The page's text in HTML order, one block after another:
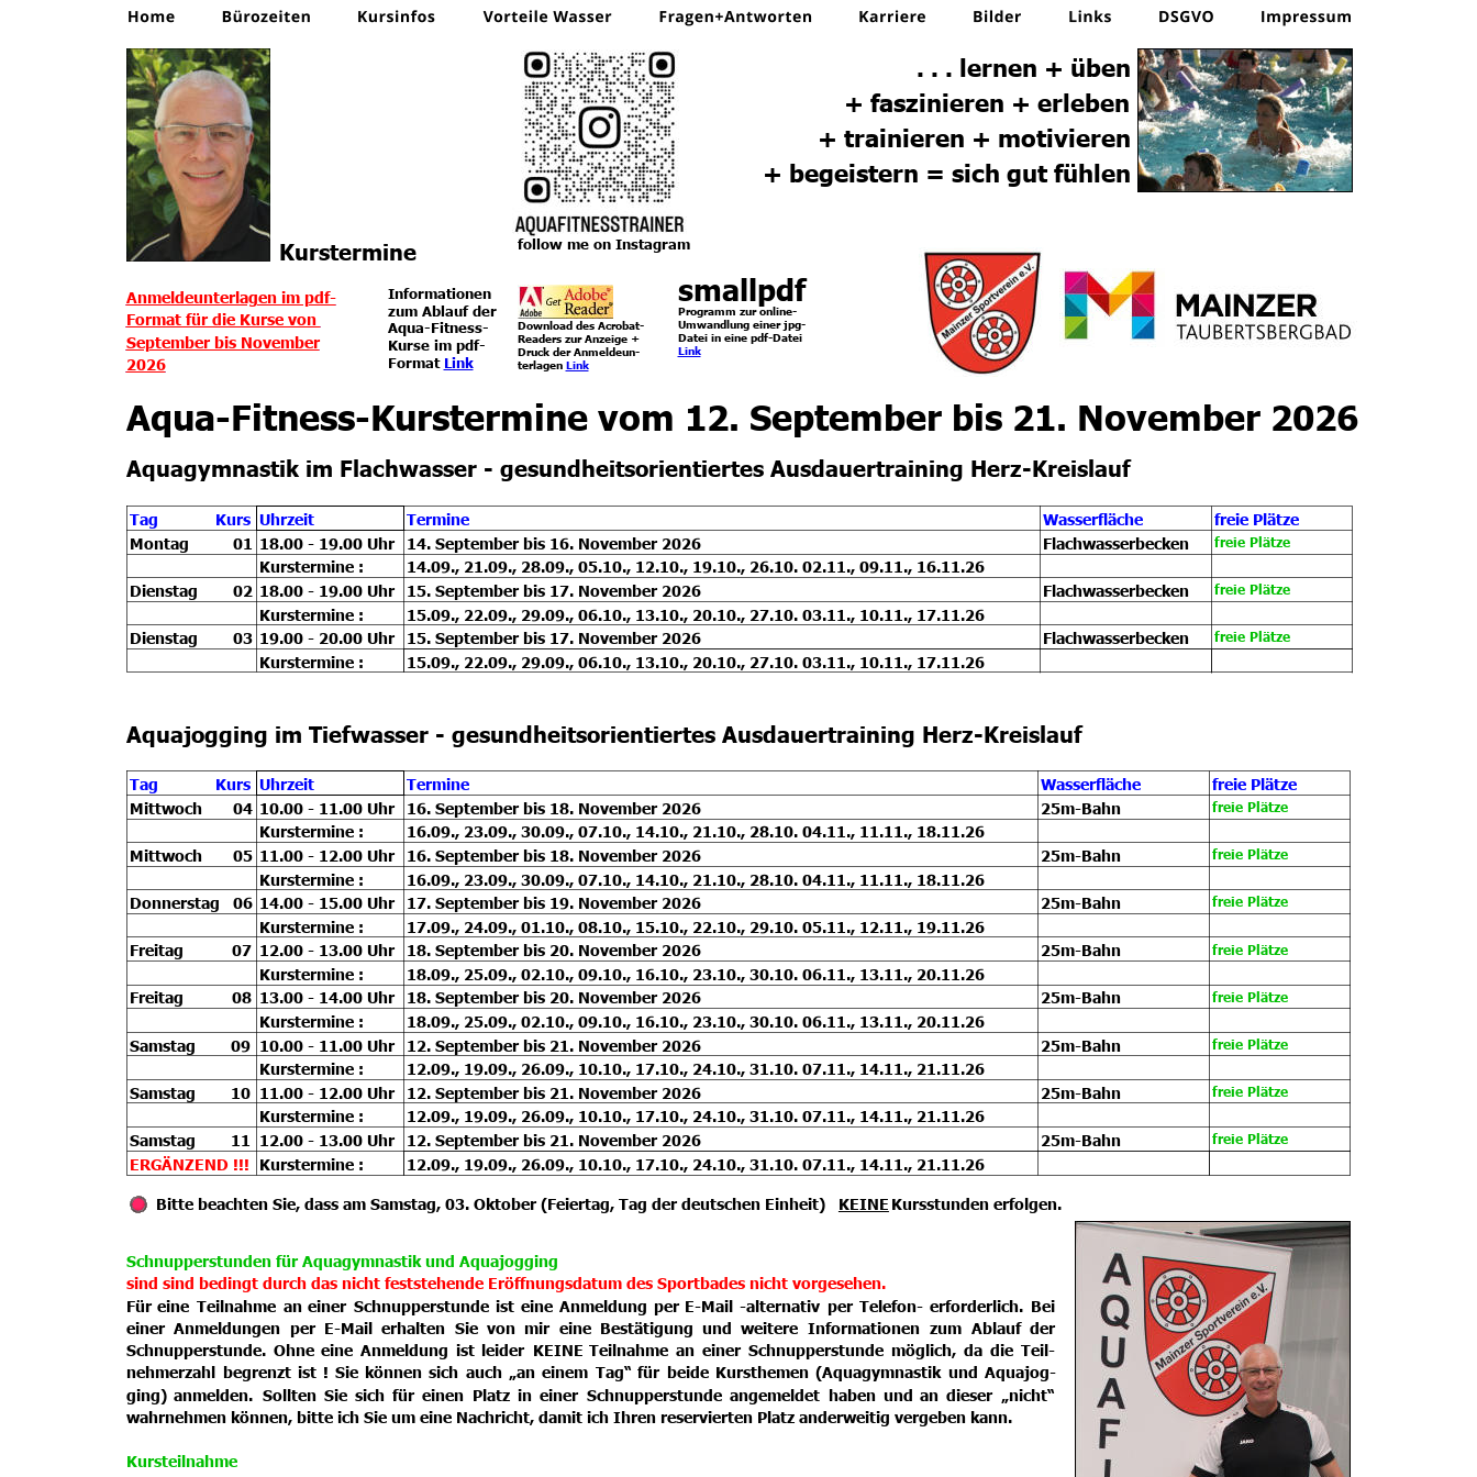
Kurstermine
. . . lernen + üben
+ faszinieren + erleben
+ trainieren + motivieren
+ begeistern = sich gut fühlen
Download des Acrobat-
Readers zur Anzeige +
Druck der Anmeldeun-
terlagen Link
smallpdf
Programm zur online-
Umwandlung einer jpg-
Datei in eine pdf-Datei
Link
Aquagymnastik im Flachwasser - gesundheitsorientiertes Ausdauertraining Herz-Kreislauf
Aquajogging im Tiefwasser - gesundheitsorientiertes Ausdauertraining Herz-Kreislauf
follow me on Instagram
Schnupperstunden für Aquagymnastik und Aquajogging
sind sind bedingt durch das nicht feststehende Eröffnungsdatum des Sportbades nicht vorgesehen.
Für eine Teilnahme an einer Schnupperstunde ist eine Anmeldung per E-Mail -alternativ per Telefon- erforderlich. Bei
einer Anmeldungen per E-Mail erhalten Sie von mir eine Bestätigung und weitere Informationen zum Ablauf der
Schnupperstunde. Ohne eine Anmeldung ist leider KEINE Teilnahme an einer Schnupperstunde möglich, da die Teil-
nehmerzahl begrenzt ist ! Sie können sich auch „an einem Tag“ für beide Kursthemen (Aquagymnastik und Aquajog-
ging) anmelden. Sollten Sie sich für einen Platz in einer Schnupperstunde angemeldet haben und an dieser „nicht“
wahrnehmen können, bitte ich Sie um eine Nachricht, damit ich Ihren reservierten Platz anderweitig vergeben kann.
Kursteilnahme
Aqua-Fitness-Kurstermine vom 12. September bis 21. November 2026
Tag             Kurs Uhrzeit Termine Wasserfläche
freie Plätze
Montag          01 18.00 - 19.00 Uhr 14. September bis 16. November 2026 Flachwasserbecken freie Plätze
Kurstermine :
14.09., 21.09., 28.09., 05.10., 12.10., 19.10., 26.10. 02.11., 09.11., 16.11.26
Dienstag        02 18.00 - 19.00 Uhr 15. September bis 17. November 2026 Flachwasserbecken freie Plätze
Kurstermine :
15.09., 22.09., 29.09., 06.10., 13.10., 20.10., 27.10. 03.11., 10.11., 17.11.26
Dienstag        03 19.00 - 20.00 Uhr 15. September bis 17. November 2026 Flachwasserbecken freie Plätze
Kurstermine : 15.09., 22.09., 29.09., 06.10., 13.10., 20.10., 27.10. 03.11., 10.11., 17.11.26
Tag             Kurs Uhrzeit Termine Wasserfläche
freie Plätze
Mittwoch       04 10.00 - 11.00 Uhr 16. September bis 18. November 2026 25m-Bahn freie Plätze
Kurstermine :
16.09., 23.09., 30.09., 07.10., 14.10., 21.10., 28.10. 04.11., 11.11., 18.11.26
Mittwoch       05 11.00 - 12.00 Uhr 16. September bis 18. November 2026 25m-Bahn freie Plätze
Kurstermine :
16.09., 23.09., 30.09., 07.10., 14.10., 21.10., 28.10. 04.11., 11.11., 18.11.26
Donnerstag   06 14.00 - 15.00 Uhr 17. September bis 19. November 2026 25m-Bahn freie Plätze
Kurstermine :
17.09., 24.09., 01.10., 08.10., 15.10., 22.10., 29.10. 05.11., 12.11., 19.11.26
Freitag           07 12.00 - 13.00 Uhr 18. September bis 20. November 2026 25m-Bahn freie Plätze
Kurstermine :
18.09., 25.09., 02.10., 09.10., 16.10., 23.10., 30.10. 06.11., 13.11., 20.11.26
Freitag           08 13.00 - 14.00 Uhr 18. September bis 20. November 2026 25m-Bahn freie Plätze
Kurstermine :
18.09., 25.09., 02.10., 09.10., 16.10., 23.10., 30.10. 06.11., 13.11., 20.11.26
Samstag        09 10.00 - 11.00 Uhr 12. September bis 21. November 2026 25m-Bahn freie Plätze
Kurstermine :
12.09., 19.09., 26.09., 10.10., 17.10., 24.10., 31.10. 07.11., 14.11., 21.11.26
Samstag        10 11.00 - 12.00 Uhr 12. September bis 21. November 2026 25m-Bahn freie Plätze
Kurstermine :
12.09., 19.09., 26.09., 10.10., 17.10., 24.10., 31.10. 07.11., 14.11., 21.11.26
Samstag        11
12.00 - 13.00 Uhr 12. September bis 21. November 2026 25m-Bahn freie Plätze
ERGÄNZEND !!! Kurstermine :
12.09., 19.09., 26.09., 10.10., 17.10., 24.10., 31.10. 07.11., 14.11., 21.11.26
Bitte beachten Sie, dass am Samstag, 03. Oktober (Feiertag, Tag der deutschen Einheit)
KEINE Kursstunden erfolgen.
Informationen
zum Ablauf der
Aqua-Fitness-
Kurse im pdf-
Format Link
Anmeldeunterlagen im pdf-
Format für die Kurse von
September bis November
2026